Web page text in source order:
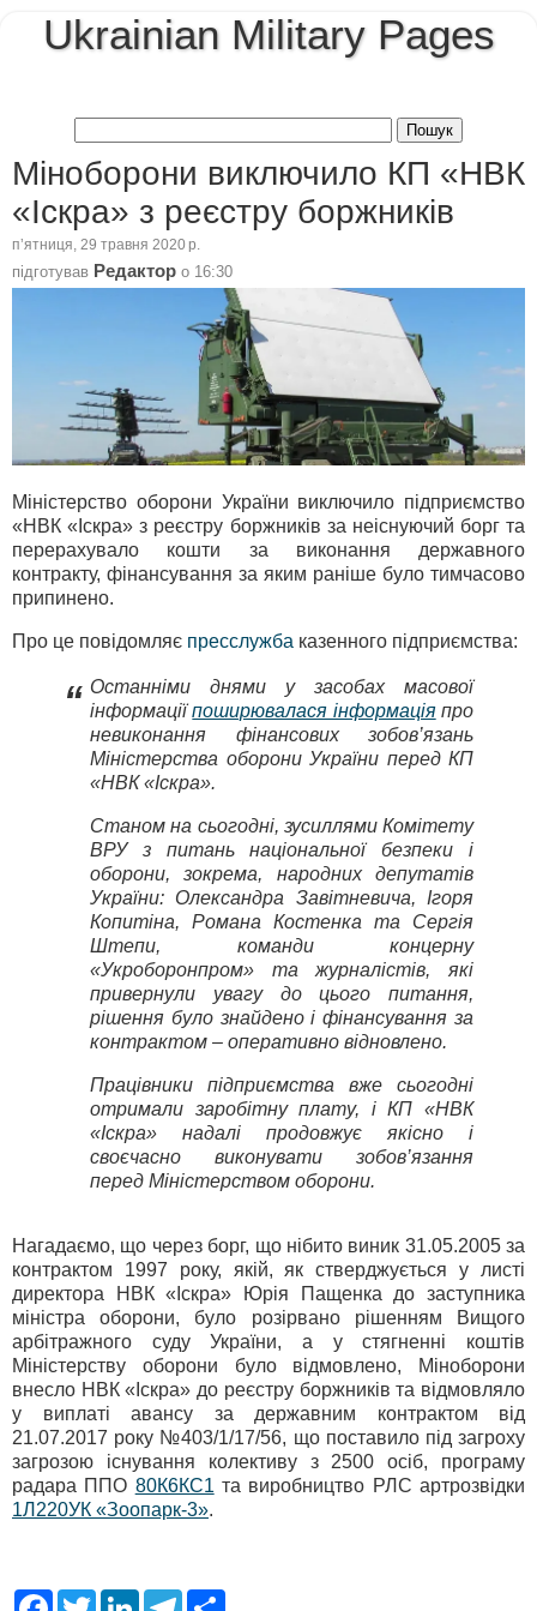
Ukrainian Military Pages
Міноборони виключило КП «НВК
«Іскра» з реєстру боржників
пʼятниця, 29 травня 2020 р.
підготував Редактор о 16:30
Міністерство оборони України виключило підприємство
«НВК «Іскра» з реєстру боржників за неіснуючий борг та
перерахувало кошти за виконання державного
контракту, фінансування за яким раніше було тимчасово
припинено.
Про це повідомляє пресслужба казенного підприємства:
“ Останніми днями у засобах масової
інформаціїпоширювалася інформаціяпро
невиконання фінансових зобов’язань
Міністерства оборони України перед КП
«НВК «Іскра».
Станом на сьогодні, зусиллями Комітету
ВРУ з питань національної безпеки і
оборони, зокрема, народних депутатів
України: Олександра Завітневича, Ігоря
Копитіна, Романа Костенка та Сергія
Штепи, команди концерну
«Укроборонпром» та журналістів, які
привернули увагу до цього питання,
рішення було знайдено і фінансування за
контрактом – оперативно відновлено.
Працівники підприємства вже сьогодні
отримали заробітну плату, і КП «НВК
«Іскра» надалі продовжує якісно і
своєчасно виконувати зобов’язання
перед Міністерством оборони.
Нагадаємо, що через борг, що нібито виник 31.05.2005 за
контрактом 1997 року, якій, як стверджується у листі
директора НВК «Іскра» Юрія Пащенка до заступника
міністра оборони, було розірвано рішенням Вищого
арбітражного суду України, а у стягненні коштів
Міністерству оборони було відмовлено, Міноборони
внесло НВК «Іскра» до реєстру боржників та відмовляло
у виплаті авансу за державним контрактом від
21.07.2017 року №403/1/17/56, що поставило під загроху
загрозою існування колективу з 2500 осіб, програму
радара ППО 80К6КС1 та виробництво РЛС артрозвідки
1Л220УК «Зоопарк-3».
F
T
L
T